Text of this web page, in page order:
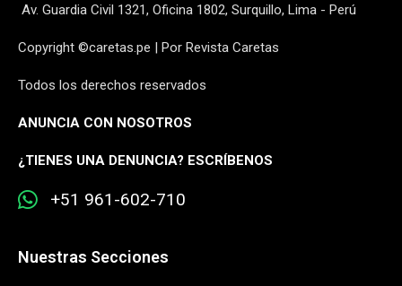
Av. Guardia Civil 1321, Oficina 1802, Surquillo, Lima - Perú
Copyright ©caretas.pe | Por Revista Caretas
Todos los derechos reservados
ANUNCIA CON NOSOTROS
¿TIENES UNA DENUNCIA? ESCRÍBENOS
+51 961-602-710
Nuestras Secciones